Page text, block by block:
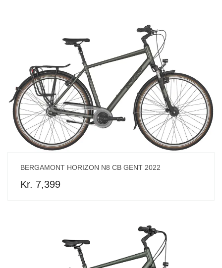
BERGAMONT HORIZON N8 CB GENT 2022
Kr. 7,399